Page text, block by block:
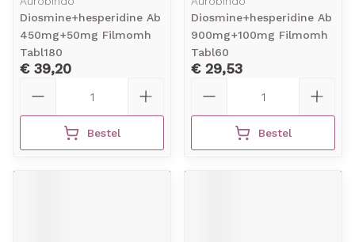
Diosmine+hesperidine Ab
450mg+50mg Filmomh
Tabl180
€ 39,20
Bestel
Diosmine+hesperidine Ab
900mg+100mg Filmomh
Tabl60
€ 29,53
Bestel